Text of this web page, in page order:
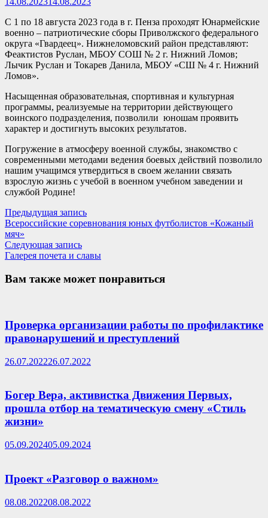
С 1 по 18 августа 2023 года в г. Пенза проходят Юнармейские
военно – патриотические сборы Приволжского федерального
округа «Гвардеец». Нижнеломовский район представляют:
Феактистов Руслан, МБОУ СОШ № 2 г. Нижний Ломов;
Лычик Руслан и Токарев Данила, МБОУ «СШ № 4 г. Нижний
Ломов».
Насыщенная образовательная, спортивная и культурная
программы, реализуемые на территории действующего
воинского подразделения, позволили юношам проявить
характер и достигнуть высоких результатов.
Погружение в атмосферу военной службы, знакомство с
современными методами ведения боевых действий позволило
нашим учащимся утвердиться в своем желании связать
взрослую жизнь с учебой в военном учебном заведении и
службой Родине!
Навигация
по
записям
Предыдущая записьПредыдущая
запись:
Всероссийские соревнования юных футболистов «Кожаный
мяч»
Следующая записьСледующая
запись:
Галерея почета и славы
Вам также может понравиться
Проверка организации работы по профилактике
правонарушений и преступлений
26.07.202226.07.2022
Богер Вера, активистка Движения Первых,
прошла отбор на тематическую смену «Стиль
жизни»
05.09.202405.09.2024
Проект «Разговор о важном»
08.08.202208.08.2022